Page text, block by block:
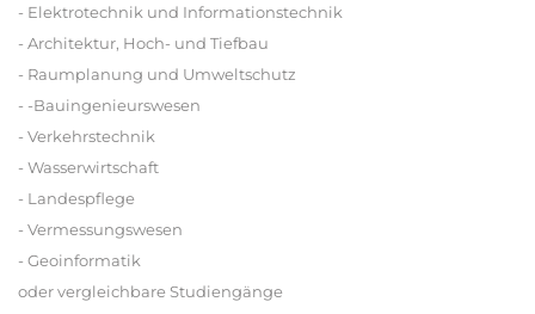
- Elektrotechnik und Informationstechnik
- Architektur, Hoch- und Tiefbau
- Raumplanung und Umweltschutz
- -Bauingenieurswesen
- Verkehrstechnik
- Wasserwirtschaft
- Landespflege
- Vermessungswesen
- Geoinformatik
oder vergleichbare Studiengänge